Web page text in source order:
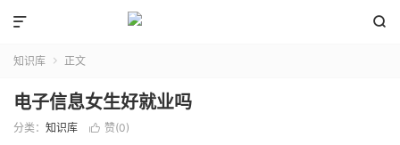


知识库  正文
电子信息女生好就业吗
分类： 知识库  赞(0)